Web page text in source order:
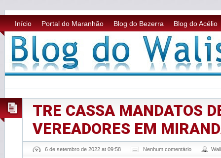
Início Portal do Maranhão Blog do Bezerra Blog do Acélio
TRE CASSA MANDATOS
VEREADORES EM
6 de setembro de 2022 at 09:58 Nenhum comentário